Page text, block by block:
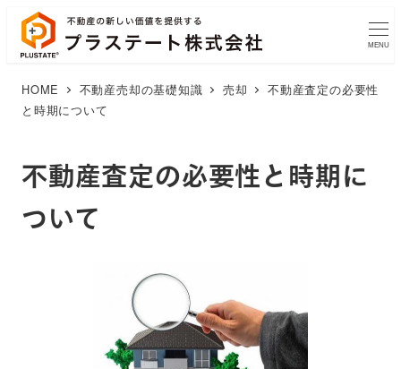
MENU
HOME 不動産売却の基礎知識 売却
不動産査定の必要性
と時期について
不動産査定の必要性と時期に
ついて